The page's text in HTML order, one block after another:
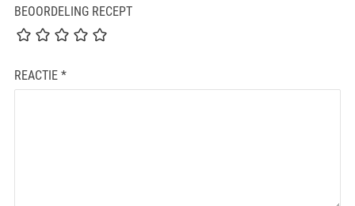
BEOORDELING RECEPT
REACTIE *